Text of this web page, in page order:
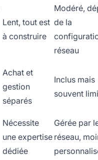
Lent, tout est
à construire
Modéré,
de la
réseau
Achat et
gestion
séparés
Inclus mais
souvent
Nécessite
une expertise
dédiée
Gérée par
réseau,